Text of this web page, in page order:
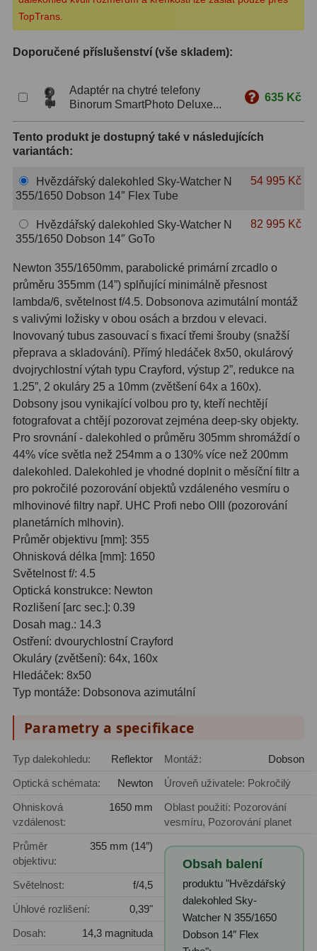
S mřížkou
Speciální1
Barlow
Filtry180
Měsíční a Polarizační24
CLS a UHC13
Mlhovinové14
OIII 3
Hβ4
SII2
Planetární6
Proti světelnému znečištění
Barevné66
AstroFoto284
Planetární kamery20
Deep-Sky kamery28
Guiding kamery
T-kroužky16
Adaptéry projekční
Adaptéry T239
Adaptéry M4833
Filtry Block
Filtry Clip
Filtrová kola a rámy
TopTrans.
Doporučené příslušenství (vše skladem):
Adaptér na chytré telefony
Binorum SmartPhoto Deluxe...
635 Kč
Tento produkt je dostupný také v následujících
variantách:
Hvězdářský dalekohled Sky-Watcher N
355/1650 Dobson 14″ Flex Tube
54 995 Kč
Hvězdářský dalekohled Sky-Watcher N
355/1650 Dobson 14″ GoTo
82 995 Kč
Newton 355/1650mm, parabolické primární zrcadlo o
průměru 355mm (14”) splňující minimálně přesnost
lambda/6, světelnost f/4.5. Dobsonova azimutální montáž
s valivými ložisky v obou osách a brzdou v elevaci.
Inovovaný tubus zasouvací s fixací třemi šrouby (snažší
přeprava a skladování). Přímý hledáček 8x50, okulárový
dvojrychlostní výtah typu Crayford, výstup 2”, redukce na
1.25”, 2 okuláry 25 a 10mm (zvětšení 64x a 160x).
Dobsony jsou vynikající volbou pro ty, kteří nechtějí
fotografovat a chtějí pozorovat zejména deep-sky objekty.
Pro srovnání - dalekohled o průměru 305mm shromáždí o
44% více světla než 254mm a o 130% více než 200mm
dalekohled. Dalekohled je vhodné doplnit o měsíční filtr a
pro pokročilé pozorování objektů vzdáleného vesmíru o
mlhovinové filtry např. UHC Profi nebo OIII (pozorování
planetárních mlhovin).
Průměr objektivu [mm]: 355
Ohnisková délka [mm]: 1650
Světelnost f/: 4.5
Optická konstrukce: Newton
Rozlišení [arc sec.]: 0.39
Dosah mag.: 14.3
Ostření: dvourychlostní Crayford
Okuláry (zvětšení): 64x, 160x
Hledáček: 8x50
Typ montáže: Dobsonova azimutální
Parametry a specifikace
Typ dalekohledu:
Reflektor
Optická schémata:
Newton
Ohnisková
vzdálenost:
1650 mm
Průměr
objektivu:
355 mm (14″)
Světelnost:
f/4,5
Úhlové rozlišení:
0,39"
Dosah:
14,3 magnituda
Montáž:
Dobson
Úroveň uživatele: Pokročilý
Oblast použití: Pozorování
vesmíru, Pozorování planet
Obsah balení
produktu "Hvězdářský
dalekohled Sky-
Watcher N 355/1650
Dobson 14″ Flex